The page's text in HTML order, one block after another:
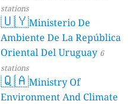
stations
🇺🇾Ministerio De
Ambiente De La República
Oriental Del Uruguay 6
stations
🇶🇦Ministry Of
Environment And Climate